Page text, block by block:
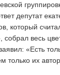
депутат
который
собрал весь
«Есть
только их